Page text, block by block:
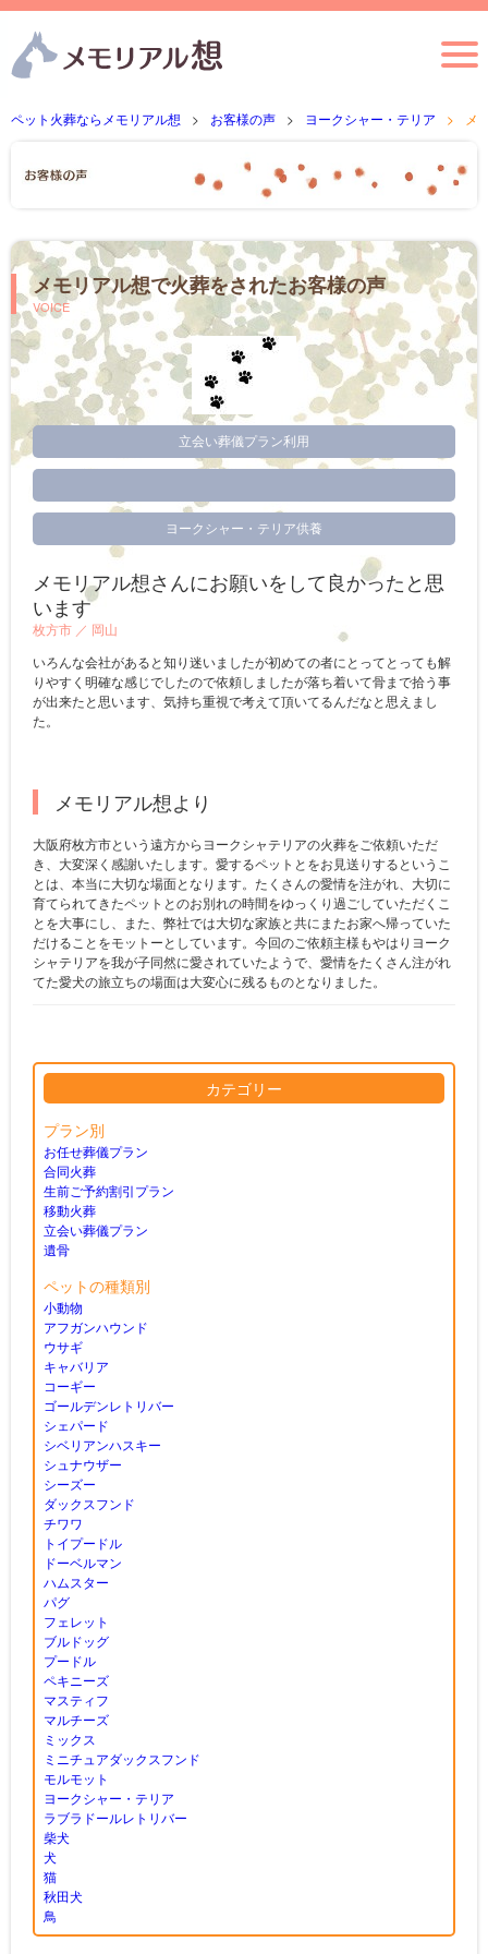
ペット火葬ならメモリアル想 お客様の声 ヨークシャー・テリア メ
メモリアル想で火葬をされたお客様の声
VOICE
立会い葬儀プラン利用
ヨークシャー・テリア供養
メモリアル想さんにお願いをして良かったと思
います
枚方市 ／ 岡山
いろんな会社があると知り迷いましたが初めての者にとってとっても解
りやすく明確な感じでしたので依頼しましたが落ち着いて骨まで拾う事
が出来たと思います、気持ち重視で考えて頂いてるんだなと思えまし
た。
メモリアル想より
大阪府枚方市という遠方からヨークシャテリアの火葬をご依頼いただ
き、大変深く感謝いたします。愛するペットとをお見送りするというこ
とは、本当に大切な場面となります。たくさんの愛情を注がれ、大切に
育てられてきたペットとのお別れの時間をゆっくり過ごしていただくこ
とを大事にし、また、弊社では大切な家族と共にまたお家へ帰っていた
だけることをモットーとしています。今回のご依頼主様もやはりヨーク
シャテリアを我が子同然に愛されていたようで、愛情をたくさん注がれ
てた愛犬の旅立ちの場面は大変心に残るものとなりました。
カテゴリー
プラン別
お任せ葬儀プラン
合同火葬
生前ご予約割引プラン
移動火葬
立会い葬儀プラン
遺骨
ペットの種類別
小動物
アフガンハウンド
ウサギ
キャバリア
コーギー
ゴールデンレトリバー
シェパード
シベリアンハスキー
シュナウザー
シーズー
ダックスフンド
チワワ
トイプードル
ドーベルマン
ハムスター
パグ
フェレット
ブルドッグ
プードル
ペキニーズ
マスティフ
マルチーズ
ミックス
ミニチュアダックスフンド
モルモット
ヨークシャー・テリア
ラブラドールレトリバー
柴犬
犬
猫
秋田犬
鳥